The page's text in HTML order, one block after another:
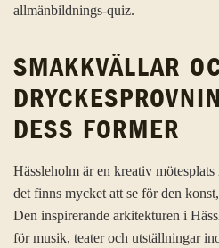
allmänbildnings-quiz.
SMAKKVÄLLAR
DESS FORMER
Hässleholm är en kreativ
det finns mycket att se för den
Den inspirerande arkitekturen i
för musik, teater och utställningar